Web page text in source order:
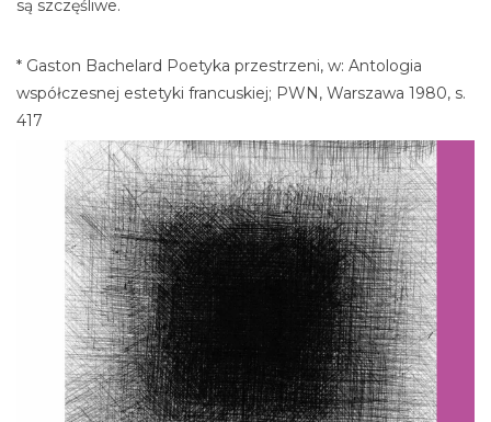
są szczęśliwe.
* Gaston Bachelard Poetyka przestrzeni, w: Antologia
współczesnej estetyki francuskiej; PWN, Warszawa 1980, s.
417